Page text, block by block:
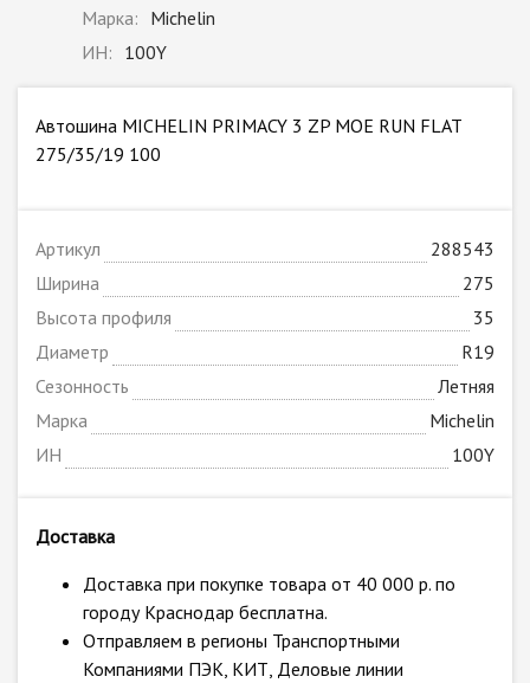
Марка: Michelin
ИН: 100Y
Автошина MICHELIN PRIMACY 3 ZP MOE RUN FLAT
275/35/19 100
Артикул
288543
Ширина
275
Высота профиля
35
Диаметр
R19
Сезонность
Летняя
Марка
Michelin
ИН
100Y
Доставка
Доставка при покупке товара от 40 000 р. по
городу Краснодар бесплатна.
Отправляем в регионы Транспортными
Компаниями ПЭК, КИТ, Деловые линии